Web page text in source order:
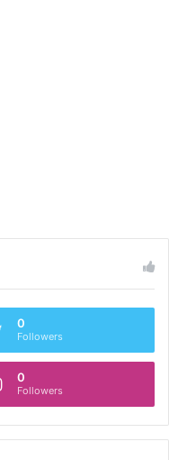
0
Followers
0
Followers